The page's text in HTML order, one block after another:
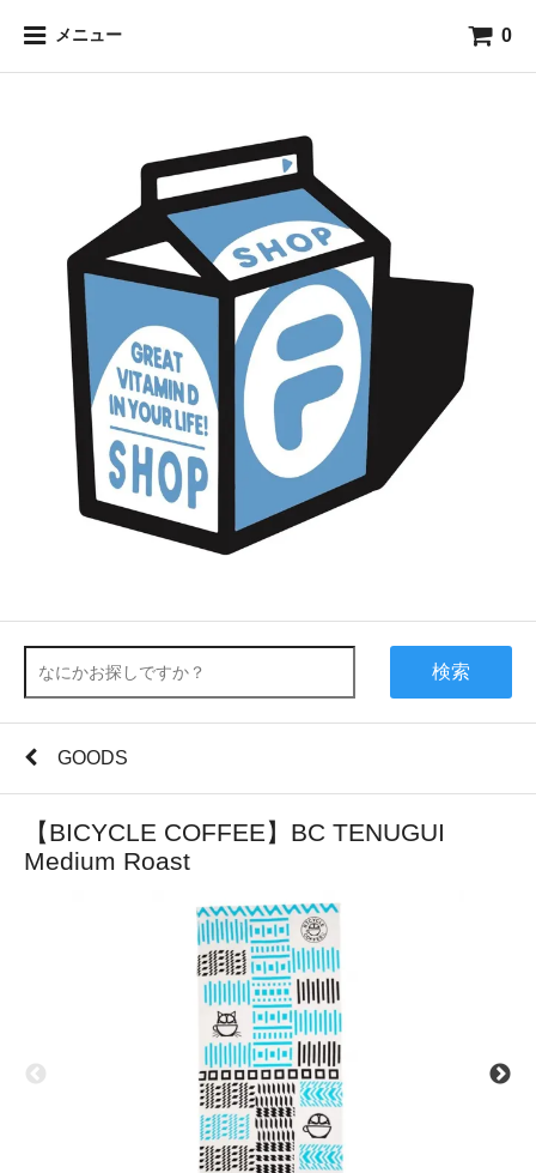
メニュー 0
検索
GOODS
【BICYCLE COFFEE】BC TENUGUI
Medium Roast